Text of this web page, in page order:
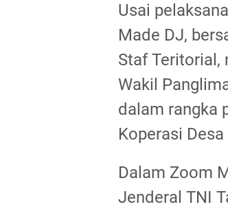
Usai
Made DJ,
Staf Teritorial,
Wakil
dalam rangka
Koperasi
Dalam Zoom
Jenderal TNI